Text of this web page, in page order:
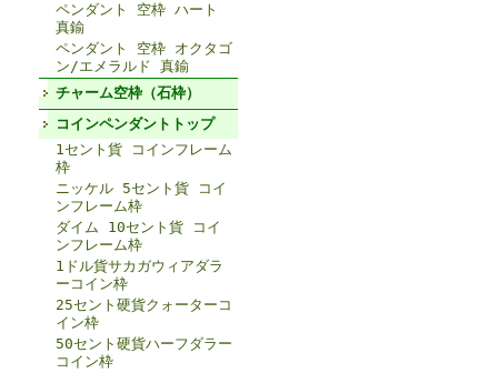
ペンダント 空枠 ハート
真鍮
ペンダント 空枠 オクタゴ
ン/エメラルド 真鍮
チャーム空枠（石枠）
コインペンダントトップ
1セント貨 コインフレーム
枠
ニッケル 5セント貨 コイ
ンフレーム枠
ダイム 10セント貨 コイ
ンフレーム枠
1ドル貨サカガウィアダラ
ーコイン枠
25セント硬貨クォーターコ
イン枠
50セント硬貨ハーフダラー
コイン枠